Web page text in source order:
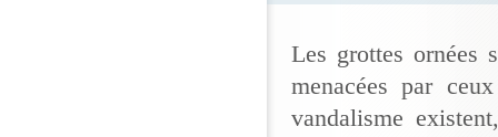
Les grottes ornées
menacées par
vandalisme